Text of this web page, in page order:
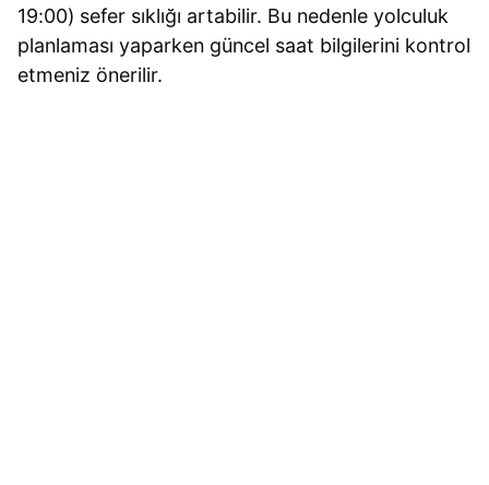
19:00) sefer sıklığı artabilir. Bu nedenle yolculuk
planlaması yaparken güncel saat bilgilerini kontrol
etmeniz önerilir.